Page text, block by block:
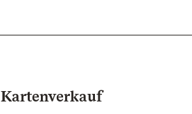
Kartenverkauf